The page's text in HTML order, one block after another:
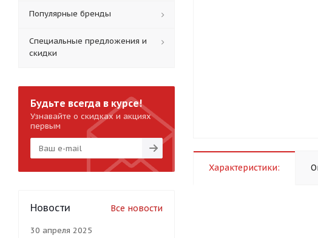
Характеристики:
Популярные бренды
Специальные предложения и
скидки
Будьте всегда в курсе!
Узнавайте о скидках и акциях
первым
Новости Все новости
30 апреля 2025